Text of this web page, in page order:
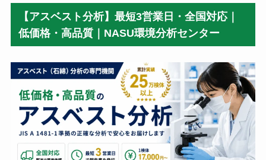
【アスベスト分析】最短3営業日・全国対応｜
低価格・高品質｜NASU環境分析センター